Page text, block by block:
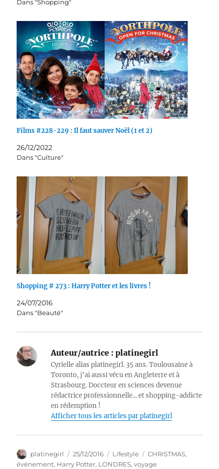
Dans "Shopping"
Films #228-229 : Il faut sauver Noël (1 et 2)
26/12/2022
Dans "Culture"
Shopping # 273 : Harry Potter et les livres !
24/07/2016
Dans "Beauté"
Auteur/autrice : platinegirl
Cyrielle alias platinegirl. 35 ans. Toulousaine à
Toronto, j'ai aussi vécu en Angleterre et à
Strasbourg. Doccteur en sciences devenue
rédactrice professionnelle... et shopping-addicte
en rédemption !
Afficher tous les articles par platinegirl
Auteur
platinegirl
Publié
le
25/12/2016 Catégories
Lifestyle Étiquettes
CHRISTMAS,
événement, Harry Potter, LONDRES,voyage